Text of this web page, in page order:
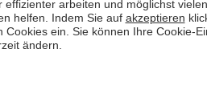
(m/w/d) oder
(ein Quereinstieg über eine
ist ebenfalls möglich)
benachteiligten Kindern,